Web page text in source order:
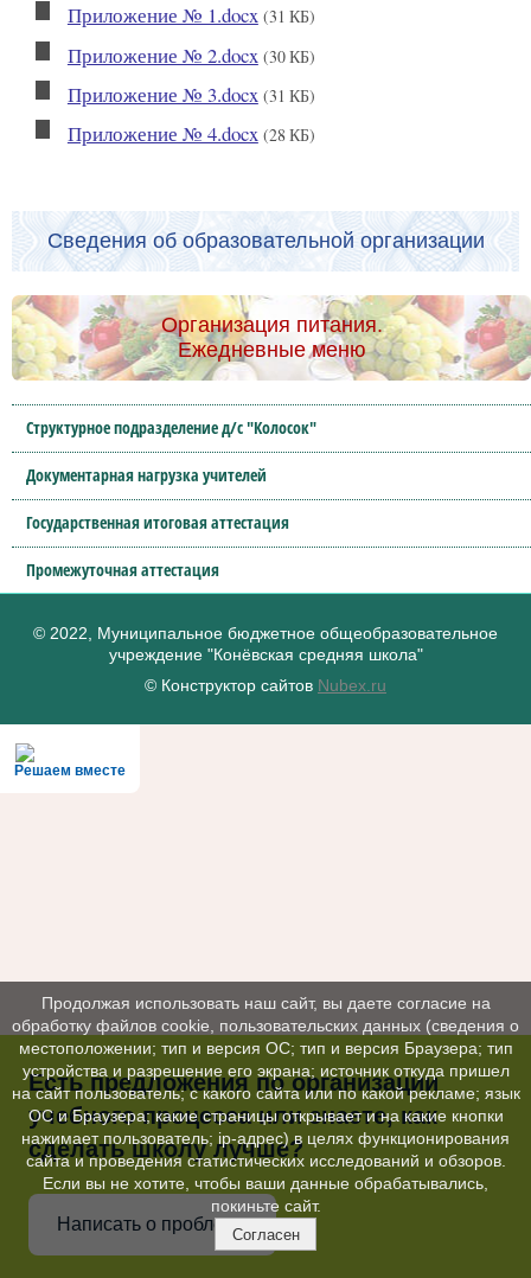
Приложение № 1.docx (31 КБ)
Приложение № 2.docx (30 КБ)
Приложение № 3.docx (31 КБ)
Приложение № 4.docx (28 КБ)
Сведения об образовательной организации
Организация питания.
Ежедневные меню
Структурное подразделение д/с "Колосок"
Документарная нагрузка учителей
Государственная итоговая аттестация
Промежуточная аттестация
© 2022, Муниципальное бюджетное общеобразовательное
учреждение "Конёвская средняя школа"
© Конструктор сайтов Nubex.ru
Решаем вместе
Есть предложения по организации
учебного процесса или знаете, как
сделать школу лучше?
Написать о проблеме
Продолжая использовать наш сайт, вы даете согласие на
обработку файлов cookie, пользовательских данных (сведения о
местоположении; тип и версия ОС; тип и версия Браузера; тип
устройства и разрешение его экрана; источник откуда пришел
на сайт пользователь; с какого сайта или по какой рекламе; язык
ОС и Браузера; какие страницы открывает и на какие кнопки
нажимает пользователь; ip-адрес) в целях функционирования
сайта и проведения статистических исследований и обзоров.
Если вы не хотите, чтобы ваши данные обрабатывались,
покиньте сайт.
Согласен